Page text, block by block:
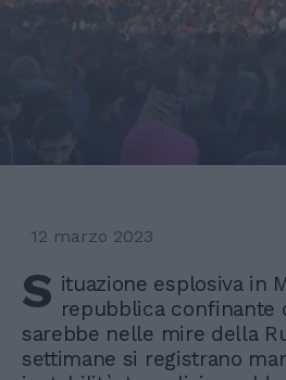
12 marzo 2023
S ituazione esplosiva in
repubblica confinante
sarebbe nelle mire della
settimane si registrano